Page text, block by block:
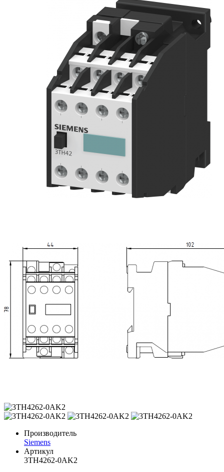
Производитель
Siemens
Артикул
3TH4262-0AK2